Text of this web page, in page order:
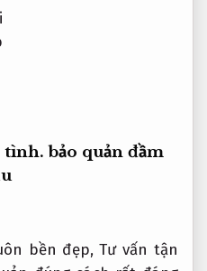
tình. bảo quản đầm
bền đẹp,Tư vấn tận